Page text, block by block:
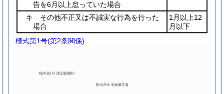
告を6月以上怠っていた場合
キ その他不正又は不誠実な行為を行った
場合
1月以上12
月以下
様式第1号(第2条関係)